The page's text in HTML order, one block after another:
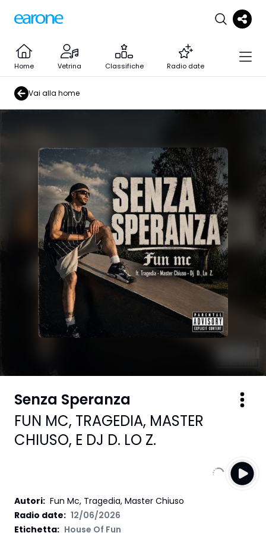
Home Vetrina Classifiche Radio date
Vai alla home
Senza Speranza
FUN MC, TRAGEDIA, MASTER
CHIUSO, E DJ D. LO Z.
Autori: Fun Mc, Tragedia, Master Chiuso
Radio date: 12/06/2026
Etichetta: House Of Fun